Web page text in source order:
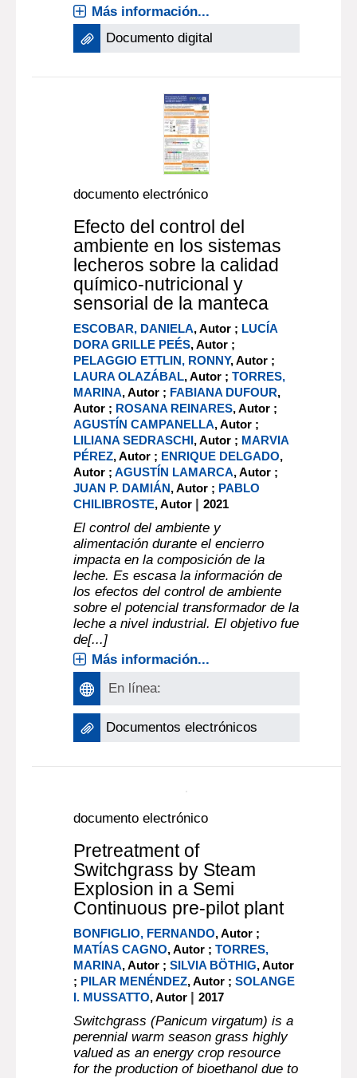
Más información...
Documento digital
documento electrónico
Efecto del control del
ambiente en los sistemas
lecheros sobre la calidad
químico-nutricional y
sensorial de la manteca
ESCOBAR, DANIELA, Autor ; LUCÍA
DORA GRILLE PEÉS, Autor ;
PELAGGIO ETTLIN, RONNY, Autor ;
LAURA OLAZÁBAL, Autor ;TORRES,
MARINA, Autor ; FABIANA DUFOUR,
Autor ; ROSANA REINARES, Autor ;
AGUSTÍN CAMPANELLA, Autor ;
LILIANA SEDRASCHI, Autor ; MARVIA
PÉREZ, Autor ; ENRIQUE DELGADO,
Autor ;AGUSTÍN LAMARCA, Autor ;
JUAN P. DAMIÁN, Autor ; PABLO
CHILIBROSTE, Autor |2021
El control del ambiente y
alimentación durante el encierro
impacta en la composición de la
leche. Es escasa la información de
los efectos del control de ambiente
sobre el potencial transformador de la
leche a nivel industrial. El objetivo fue
de[...]
Más información...
En línea:
Documentos electrónicos
documento electrónico
Pretreatment of
Switchgrass by Steam
Explosion in a Semi
Continuous pre-pilot plant
BONFIGLIO, FERNANDO, Autor ;
MATÍAS CAGNO
, Autor ;
TORRES,
MARINA , Autor ; SILVIA BÖTHIG , Autor
;
PILAR MENÉNDEZ , Autor ;
SOLANGE
I. MUSSATTO
, Autor|2017